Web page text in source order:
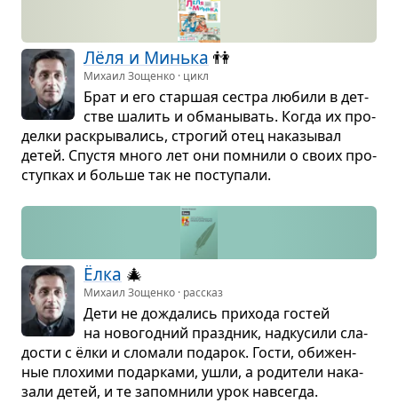
Лёля и Минька 👫
Михаил Зощенко · цикл
Брат и его стар­шая сестра любили в дет­
стве шалить и обма­ны­вать. Когда их про­
делки рас­кры­ва­лись, стро­гий отец нака­зы­вал
детей. Спу­стя много лет они помнили о своих про­
ступ­ках и больше так не посту­пали.
Ёлка 🎄
Михаил Зощенко · рассказ
Дети не дожда­лись при­хода гостей
на ново­год­ний празд­ник, над­ку­сили сла­
до­сти с ёлки и сло­мали пода­рок. Гости, оби­жен­
ные пло­хими подар­ками, ушли, а роди­тели нака­
зали детей, и те запо­мнили урок навсе­гда.